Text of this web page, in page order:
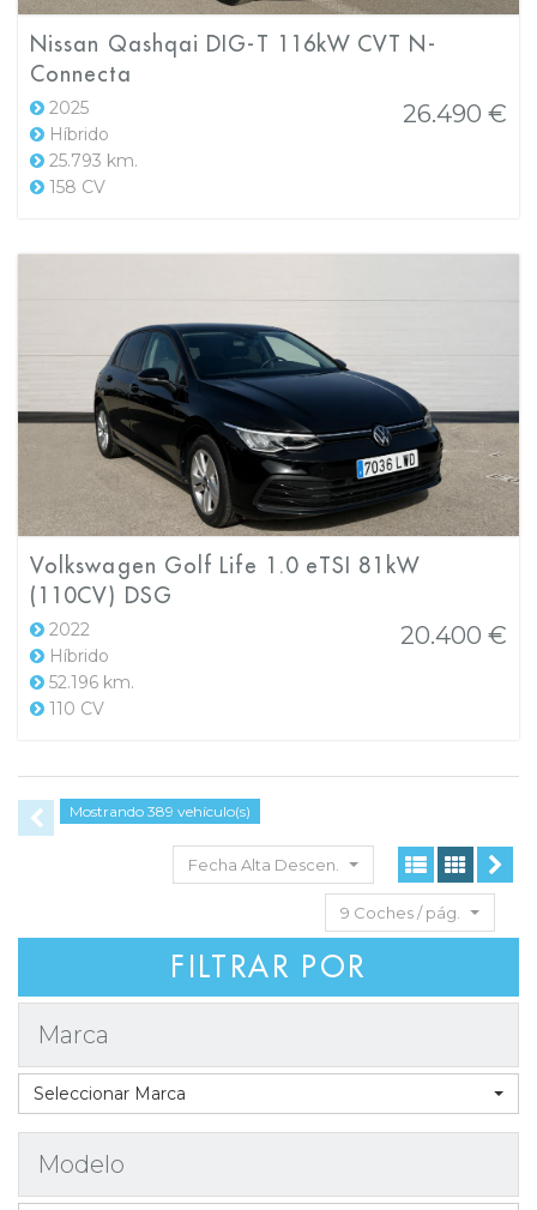
Nissan Qashqai DIG-T 116kW CVT N-
Connecta
2025
Híbrido
25.793 km.
158 CV
26.490 €
Volkswagen Golf Life 1.0 eTSI 81kW
(110CV) DSG
2022
Híbrido
52.196 km.
110 CV
20.400 €
Mostrando 389 vehículo(s)
Fecha Alta Descen.
9 Coches / pág.
FILTRAR POR
Marca
Seleccionar Marca
Modelo